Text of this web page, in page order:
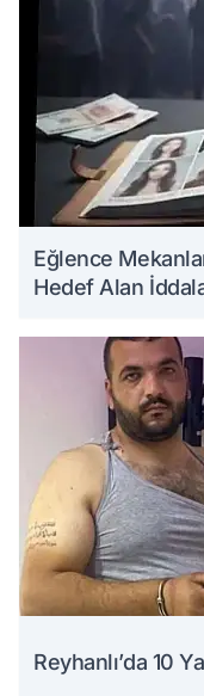
Eğlence
Hedef Alan
Reyhanlı’da 10